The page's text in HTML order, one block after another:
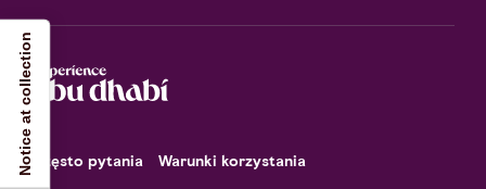
Często pytania Warunki korzystania
Notice at collection